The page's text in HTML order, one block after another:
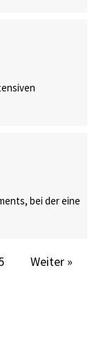
bei der eine
Weiter »